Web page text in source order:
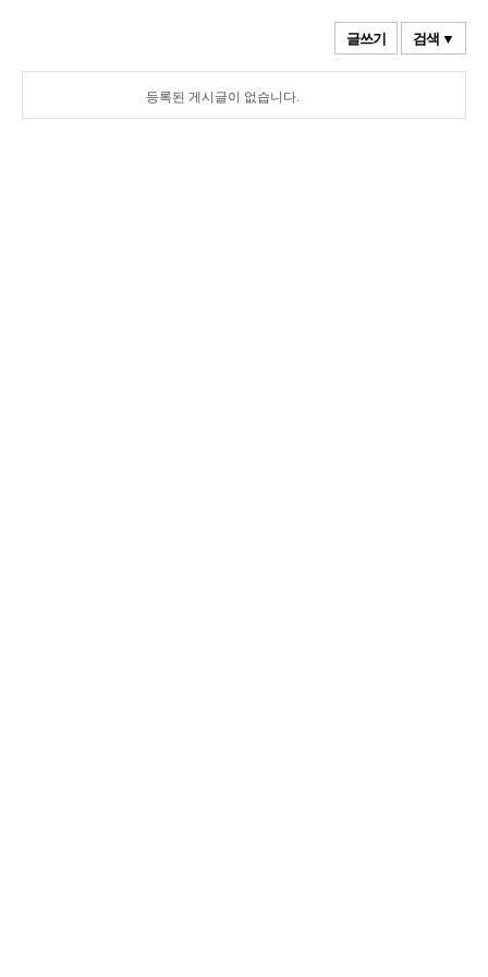
글쓰기 검색 ▼
등록된 게시글이 없습니다.